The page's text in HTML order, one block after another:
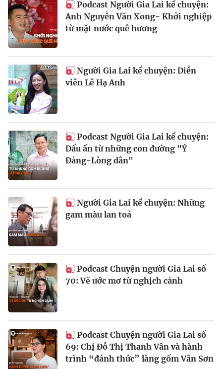
Podcast Người Gia Lai kể chuyện:
Anh Nguyễn Văn Xong- Khởi nghiệp
từ mặt nước quê hương
Người Gia Lai kể chuyện: Diễn
viên Lê Hạ Anh
Podcast Người Gia Lai kể chuyện:
Dấu ấn từ những con đường "Ý
Đảng-Lòng dân"
Người Gia Lai kể chuyện: Những
gam màu lan toả
Podcast Chuyện người Gia Lai số
70: Vẽ ước mơ từ nghịch cảnh
Podcast Chuyện người Gia Lai số
69: Chị Đỗ Thị Thanh Vân và hành
trình “đánh thức” làng gốm Vân Sơn